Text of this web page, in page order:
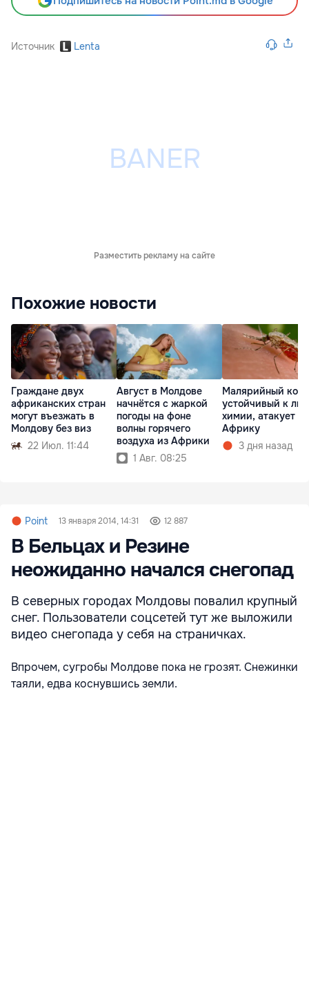
Источник Lenta
Разместить рекламу на сайте
Похожие новости
Граждане двух
африканских стран
могут въезжать в
Молдову без виз
22 Июл. 11:44
Август в Молдове
начнётся с жаркой
погоды на фоне
волны горячего
воздуха из Африки
1 Авг. 08:25
Малярийный
устойчивый к
химии, атакует
Африку
3 дня назад
Point 13 января 2014, 14:31 12 887
В Бельцах и Резине
неожиданно начался снегопад
В северных городах Молдовы повалил крупный
снег. Пользователи соцсетей тут же выложили
видео снегопада у себя на страничках.
Впрочем, сугробы Молдове пока не грозят. Снежинки
таяли, едва коснувшись земли.